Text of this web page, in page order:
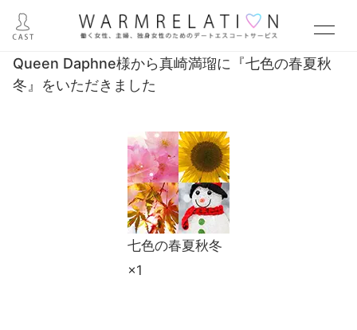
Queen Daphne様から真崎満瑠に『七色の春夏秋
冬』をいただきました
七色の春夏秋冬
×1